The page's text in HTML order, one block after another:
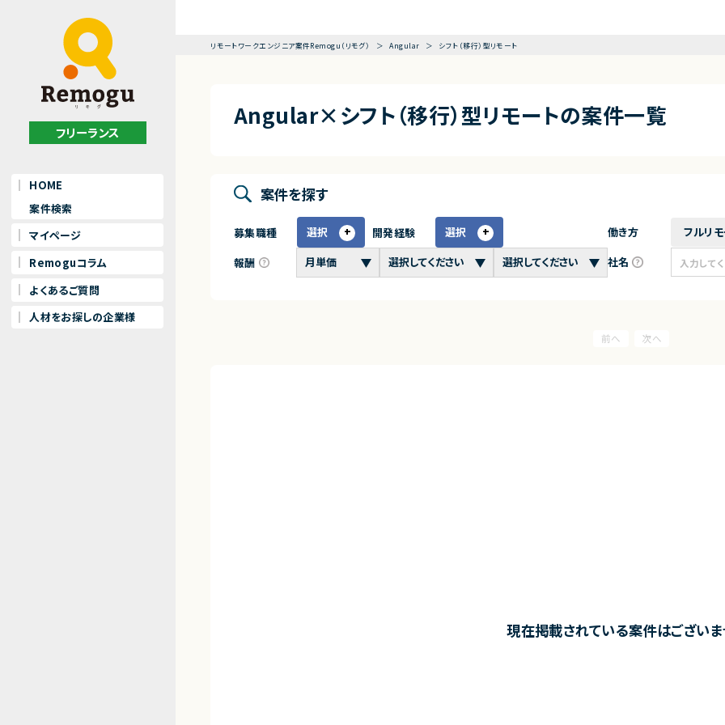
フリーランス
HOME
案件検索
マイページ
Remoguコラム
よくあるご質問
人材をお探しの企業様
リモートワークエンジニア案件Remogu（リモグ） Angular シフト（移行）型リモート
Angular×シフト（移行）型リモートの案件一覧
案件を探す
募集職種 選択 開発経験
選択
報酬
働き方
フルリ
社名
現在掲載されている案件はございま